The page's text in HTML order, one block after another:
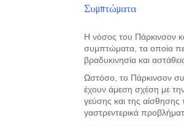
Συμπτώματα
Η νόσος του Πάρκινσον
συμπτώματα, τα οποία
βραδυκινησία και
Ωστόσο, το Πάρκινσον
έχουν άμεση σχέση με
γεύσης και της
γαστρεντερικά